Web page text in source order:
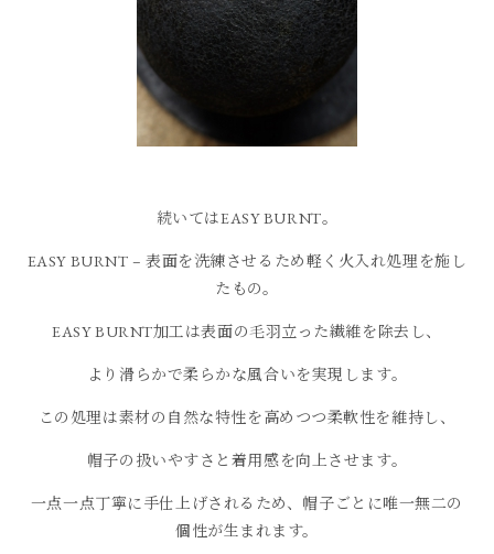
続いてはEASY BURNT。
EASY BURNT – 表面を洗練させるため軽く火入れ処理を施し
たもの。
EASY BURNT加工は表面の毛羽立った繊維を除去し、
より滑らかで柔らかな風合いを実現します。
この処理は素材の自然な特性を高めつつ柔軟性を維持し、
帽子の扱いやすさと着用感を向上させます。
一点一点丁寧に手仕上げされるため、帽子ごとに唯一無二の
個性が生まれます。